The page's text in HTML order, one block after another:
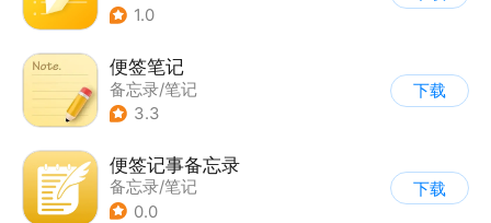
1.0
便签笔记
备忘录/笔记
3.3
下载
便签记事备忘录
备忘录/笔记
0.0
下载